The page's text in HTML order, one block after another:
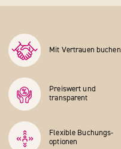
Mit Vertrauen buchen
Preiswert und
transparent
Flexible Buchungs­
optionen